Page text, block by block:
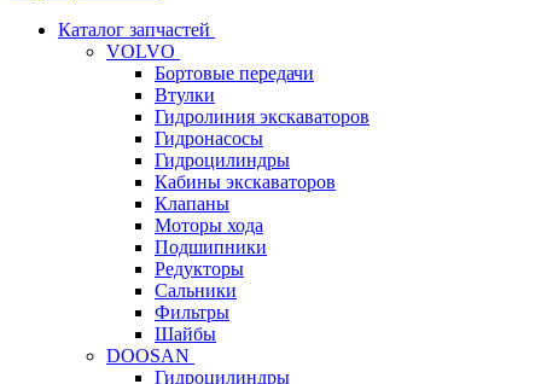
Каталог запчастей
VOLVO
Бортовые передачи
Втулки
Гидролиния экскаваторов
Гидронасосы
Гидроцилиндры
Кабины экскаваторов
Клапаны
Моторы хода
Подшипники
Редукторы
Сальники
Фильтры
Шайбы
DOOSAN
Гидроцилиндры